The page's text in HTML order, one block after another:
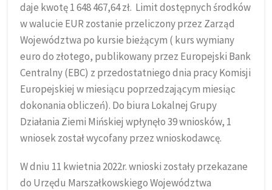
daje kwotę 1 648 467,64 zł. Limit dostępnych środków
w walucie EUR zostanie przeliczony przez Zarząd
Województwa po kursie bieżącym ( kurs wymiany
euro do złotego, publikowany przez Europejski Bank
Centralny (EBC) z przedostatniego dnia pracy Komisji
Europejskiej w miesiącu poprzedzającym miesiąc
dokonania obliczeń). Do biura Lokalnej Grupy
Działania Ziemi Mińskiej wpłynęło 39 wniosków, 1
wniosek został wycofany przez wnioskodawcę.
W dniu 11 kwietnia 2022r. wnioski zostały przekazane
do Urzędu Marszałkowskiego Województwa